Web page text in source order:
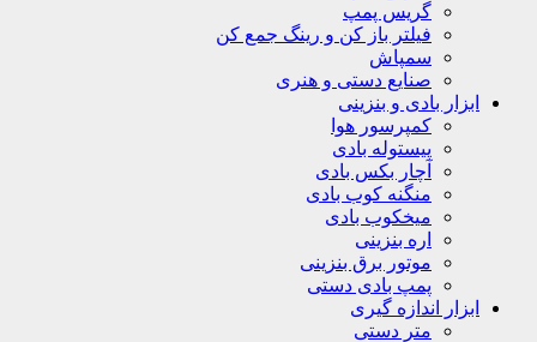
گریس پمپ
فیلتر باز کن و رینگ جمع کن
سمپاش
صنایع دستی و هنری
ابزار بادی و بنزینی
کمپرسور هوا
پیستوله بادی
آچار بکس بادی
منگنه کوب بادی
میخکوب بادی
اره بنزینی
موتور برق بنزینی
پمپ بادی دستی
ابزار اندازه گیری
متر دستی